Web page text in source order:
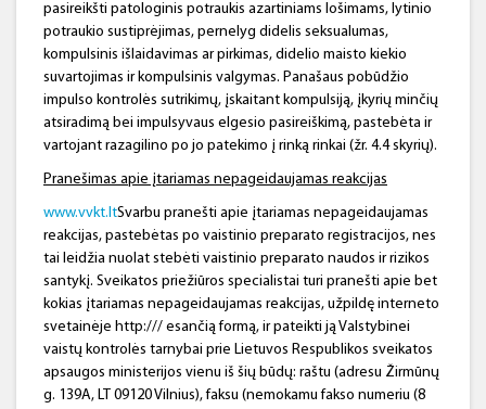
pasireikšti patologinis potraukis azartiniams lošimams, lytinio
potraukio sustiprėjimas, pernelyg didelis seksualumas,
kompulsinis išlaidavimas ar pirkimas, didelio maisto kiekio
suvartojimas ir kompulsinis valgymas. Panašaus pobūdžio
impulso kontrolės sutrikimų, įskaitant kompulsiją, įkyrių minčių
atsiradimą bei impulsyvaus elgesio pasireiškimą, pastebėta ir
vartojant razagilino po jo patekimo į rinką rinkai (žr. 4.4 skyrių).
Pranešimas apie įtariamas nepageidaujamas reakcijas
www.vvkt.ltSvarbu pranešti apie įtariamas nepageidaujamas
reakcijas, pastebėtas po vaistinio preparato registracijos, nes
tai leidžia nuolat stebėti vaistinio preparato naudos ir rizikos
santykį. Sveikatos priežiūros specialistai turi pranešti apie bet
kokias įtariamas nepageidaujamas reakcijas, užpildę interneto
svetainėje http:/// esančią formą, ir pateikti ją Valstybinei
vaistų kontrolės tarnybai prie Lietuvos Respublikos sveikatos
apsaugos ministerijos vienu iš šių būdų: raštu (adresu Žirmūnų
g. 139A, LT 09120 Vilnius), faksu (nemokamu fakso numeriu (8